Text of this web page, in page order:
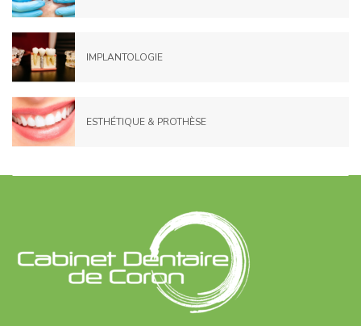
IMPLANTOLOGIE
ESTHÉTIQUE & PROTHÈSE